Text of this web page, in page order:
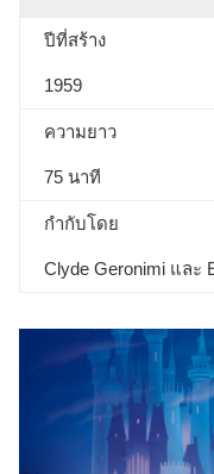
ปีที่สร้าง
1959
ความยาว
75 นาที
กำกับโดย
Clyde Geronimi และ